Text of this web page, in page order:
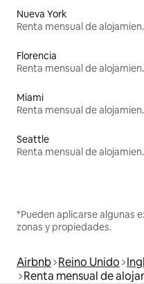
Nueva York
Florencia
Miami
Seattle
*Pueden aplicarse algunas
zonas y propiedades.
Airbnb Reino Unido
Renta mensual de